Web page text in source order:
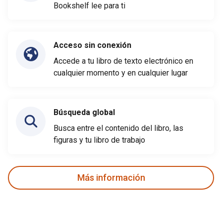
Bookshelf lee para ti
Acceso sin conexión
Accede a tu libro de texto electrónico en
cualquier momento y en cualquier lugar
Búsqueda global
Busca entre el contenido del libro, las
figuras y tu libro de trabajo
Más información